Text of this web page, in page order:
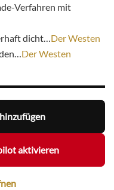
Verfahren mit
dicht…Der Westen
Der Westen
aktivieren